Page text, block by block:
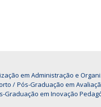
em Administração e
Pós-Graduação em
Graduação em Inovação